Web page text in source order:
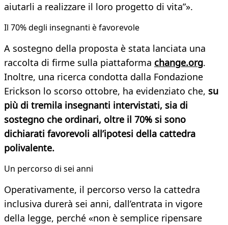
aiutarli a realizzare il loro progetto di vita”».
Il 70% degli insegnanti è favorevole
A sostegno della proposta è stata lanciata una
raccolta di firme sulla piattaforma change.org.
Inoltre, una ricerca condotta dalla Fondazione
Erickson lo scorso ottobre, ha evidenziato che, su
più di tremila insegnanti intervistati, sia di
sostegno che ordinari, oltre il 70% si sono
dichiarati favorevoli all’ipotesi della cattedra
polivalente.
Un percorso di sei anni
Operativamente, il percorso verso la cattedra
inclusiva durerà sei anni, dall’entrata in vigore
della legge, perché «non è semplice ripensare